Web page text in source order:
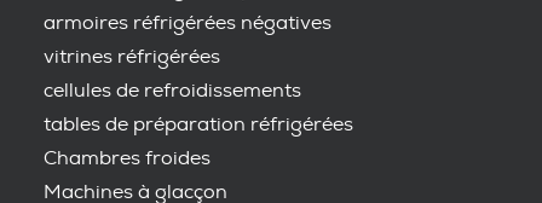
armoires réfrigérées négatives
vitrines réfrigérées
cellules de refroidissements
tables de préparation réfrigérées
Chambres froides
Machines à glacçon